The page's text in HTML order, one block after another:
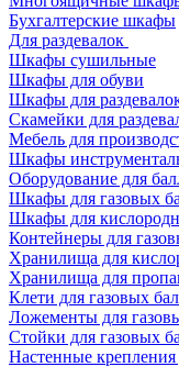
Бухгалтерские шкафы
Для раздевалок
Шкафы сушильные
Шкафы для обуви
Шкафы для
Скамейки для
Мебель для
Шкафы
Оборудование для
Шкафы для газовых
Шкафы для
Контейнеры для
Хранилища для
Хранилища для
Клети для газовых
Ложементы для
Стойки для газовых
Настенные крепления